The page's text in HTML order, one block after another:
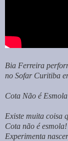
Bia Ferreira
no Sofar Curitiba
Cota Não é
Existe muita coisa
Cota não é esmola!
Experimenta